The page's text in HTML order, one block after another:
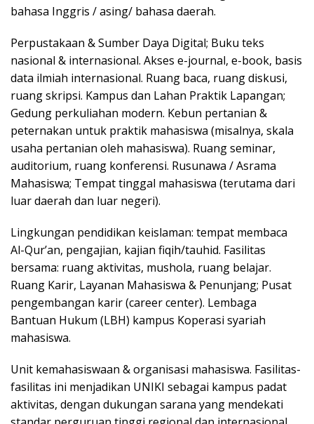
bahasa Inggris / asing/ bahasa daerah.
Perpustakaan & Sumber Daya Digital; Buku teks
nasional & internasional. Akses e-journal, e-book, basis
data ilmiah internasional. Ruang baca, ruang diskusi,
ruang skripsi. Kampus dan Lahan Praktik Lapangan;
Gedung perkuliahan modern. Kebun pertanian &
peternakan untuk praktik mahasiswa (misalnya, skala
usaha pertanian oleh mahasiswa). Ruang seminar,
auditorium, ruang konferensi. Rusunawa / Asrama
Mahasiswa; Tempat tinggal mahasiswa (terutama dari
luar daerah dan luar negeri).
Lingkungan pendidikan keislaman: tempat membaca
Al-Qur’an, pengajian, kajian fiqih/tauhid. Fasilitas
bersama: ruang aktivitas, mushola, ruang belajar.
Ruang Karir, Layanan Mahasiswa & Penunjang; Pusat
pengembangan karir (career center). Lembaga
Bantuan Hukum (LBH) kampus Koperasi syariah
mahasiswa.
Unit kemahasiswaan & organisasi mahasiswa. Fasilitas-
fasilitas ini menjadikan UNIKI sebagai kampus padat
aktivitas, dengan dukungan sarana yang mendekati